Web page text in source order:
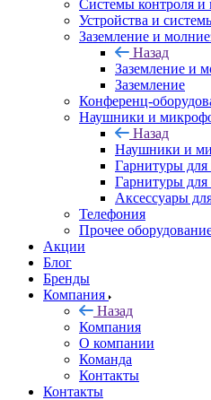
Системы контроля и
Устройства и
Заземление и
Назад
Заземление и
Заземление
Конференц-
Наушники и
Назад
Наушники и
Гарнитуры для
Гарнитуры для
Аксессуары
Телефония
Прочее
Акции
Блог
Бренды
Компания
Назад
Компания
О компании
Команда
Контакты
Контакты